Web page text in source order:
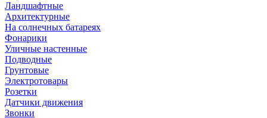
Ландшафтные
Архитектурные
На солнечных батареях
Фонарики
Уличные настенные
Подводные
Грунтовые
Электротовары
Розетки
Датчики движения
Звонки